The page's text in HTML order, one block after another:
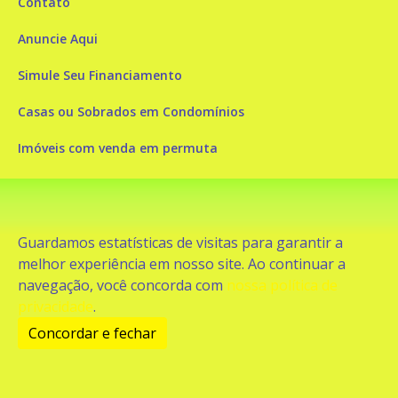
Guardamos estatísticas de visitas para garantir a
melhor experiência em nosso site. Ao continuar a
navegação, você concorda com nossa política de
privacidade.
Concordar e fechar
Anuncie Aqui
Simule Seu Financiamento
Casas ou Sobrados em Condomínios
Imóveis com venda em permuta
Imóveis com Vista para o Mar
Casa com piscina
Apartamento com piscina
Condomínio fechado